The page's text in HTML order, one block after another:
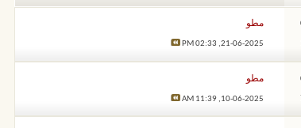
مطو
21-06-2025,
02:33 PM
مطو
10-06-2025,
11:39 AM